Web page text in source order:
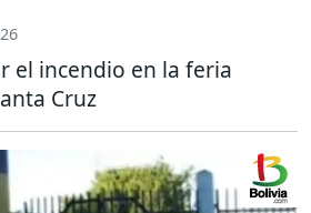
el incendio en la feria
Cruz